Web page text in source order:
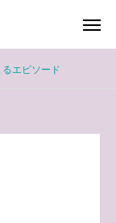
エピソード